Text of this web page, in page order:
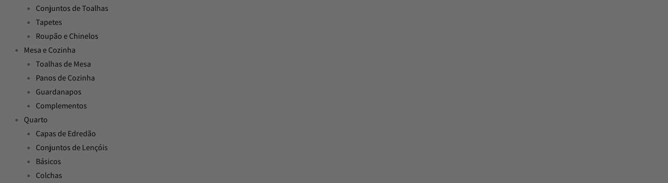
Conjuntos de Toalhas
Tapetes
Roupão e Chinelos
Mesa e Cozinha
Toalhas de Mesa
Panos de Cozinha
Guardanapos
Complementos
Quarto
Capas de Edredão
Conjuntos de Lençóis
Básicos
Colchas